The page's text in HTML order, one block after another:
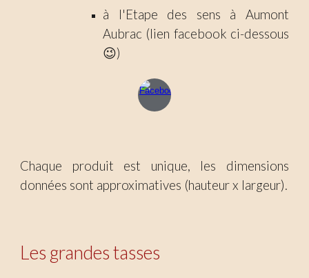
à l'Etape des sens à Aumont
Aubrac (lien facebook ci-dessous
😉)
Chaque produit est unique, les dimensions
données sont approximatives (hauteur x largeur).
Les grandestasses